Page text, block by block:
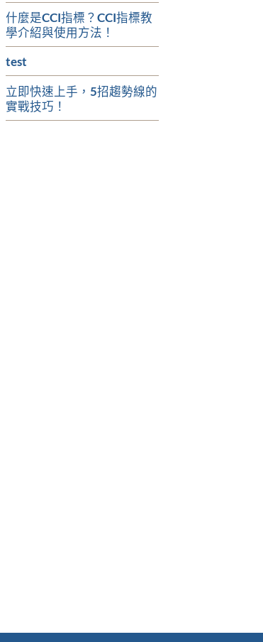
什麼是CCI指標？CCI指標教
學介紹與使用方法！
test
立即快速上手，5招趨勢線的
實戰技巧！